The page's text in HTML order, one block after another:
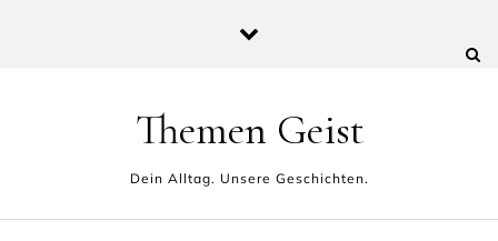
Themen Geist
Dein Alltag. Unsere Geschichten.